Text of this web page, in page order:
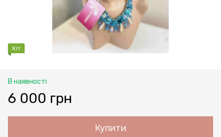
Хіт
В наявності
6 000 грн
Купити